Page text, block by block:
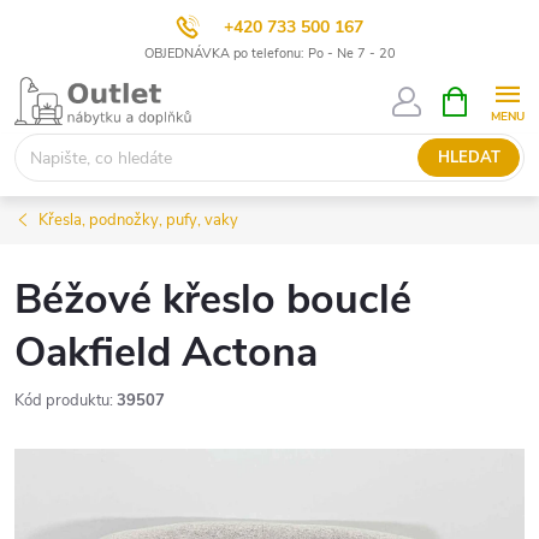
+420 733 500 167
OBJEDNÁVKA po telefonu: Po - Ne 7 - 20
Přejít
obsah
HLEDAT
NÁKUPNÍ
KOŠÍK
Křesla, podnožky, pufy, vaky
Béžové křeslo bouclé
Oakfield Actona
Kód produktu: 39507